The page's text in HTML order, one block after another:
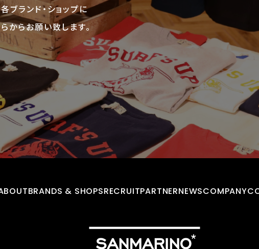
ブランド・ショップに
からお願い致します。
BRANDS & SHOPSRECRUITPARTNERNEWSCOMPANY